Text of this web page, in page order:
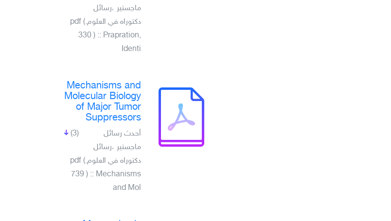
ماجستير ،رسائل
دكتوراه في العلوم.pdf (
330 ) :: Prapration,
Identi
Mechanisms and
Molecular Biology
of Major Tumor
Suppressors
(3)
أحدث رسائل
ماجستير ،رسائل
دكتوراه في العلوم.pdf (
739 ) :: Mechanisms
and Mol